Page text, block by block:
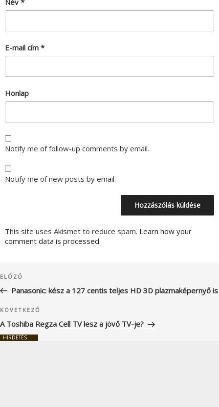
E-mail cím *
Honlap
Notify me of follow-up comments by email.
Notify me of new posts by email.
This site uses Akismet to reduce spam. Learn how your
comment data is processed.
navigáció
Korábbi
bejegyzés
ELŐZŐ
Panasonic: kész a 127 centis teljes HD 3D plazmaképernyő is
Következő
bejegyzés
KÖVETKEZŐ
A Toshiba Regza Cell TV lesz a jövő TV-je?
HIRDETÉS